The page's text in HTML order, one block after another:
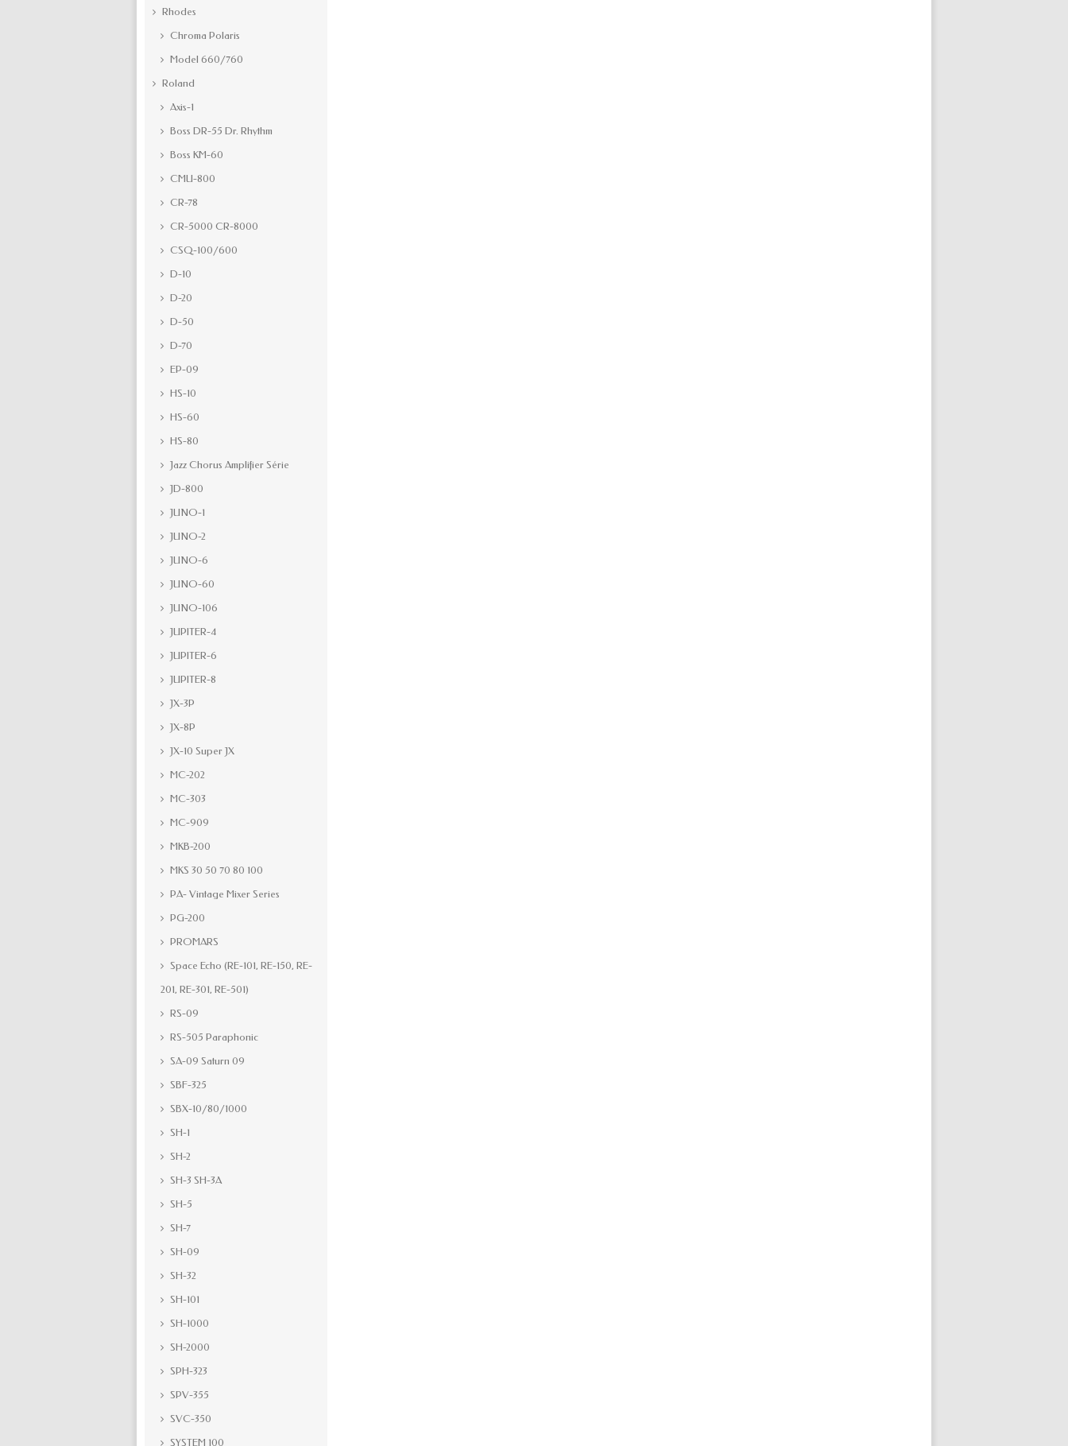
Rhodes
Chroma Polaris
Model 660/760
Roland
Axis-1
Boss DR-55 Dr. Rhythm
Boss KM-60
CMU-800
CR-78
CR-5000 CR-8000
CSQ-100/600
D-10
D-20
D-50
D-70
EP-09
HS-10
HS-60
HS-80
Jazz Chorus Amplifier Série
JD-800
JUNO-1
JUNO-2
JUNO-6
JUNO-60
JUNO-106
JUPITER-4
JUPITER-6
JUPITER-8
JX-3P
JX-8P
JX-10 Super JX
MC-202
MC-303
MC-909
MKB-200
MKS 30 50 70 80 100
PA- Vintage Mixer Series
PG-200
PROMARS
Space Echo (RE-101, RE-150, RE-
201, RE-301, RE-501)
RS-09
RS-505 Paraphonic
SA-09 Saturn 09
SBF-325
SBX-10/80/1000
SH-1
SH-2
SH-3 SH-3A
SH-5
SH-7
SH-09
SH-32
SH-101
SH-1000
SH-2000
SPH-323
SPV-355
SVC-350
SYSTEM 100